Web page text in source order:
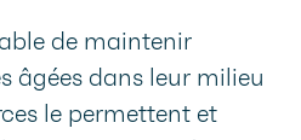
de maintenir
âgées dans leur milieu
le permettent et